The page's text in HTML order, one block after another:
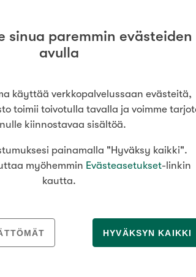
VAIVATTOMASTI
Hae asuntolainaa jo
ennen
asuntokaupoille
millaisella budjetilla
voit tehdä päätöksiä,
kun sopiva koti
HAE LAINAA
sinua paremmin evästeiden
avulla
käyttää verkkopalvelussaan evästeitä,
toimii toivotulla tavalla ja voimme
kiinnostavaa sisältöä.
painamalla "Hyväksy kaikki".
myöhemmin Evästeasetukset-linkin
kautta.
HYVÄKSYN KAIKKI